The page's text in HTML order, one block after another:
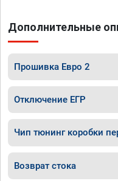
Дополнительные
Прошивка Евро 2
Отключение ЕГР
Чип тюнинг коробки
Возврат стока